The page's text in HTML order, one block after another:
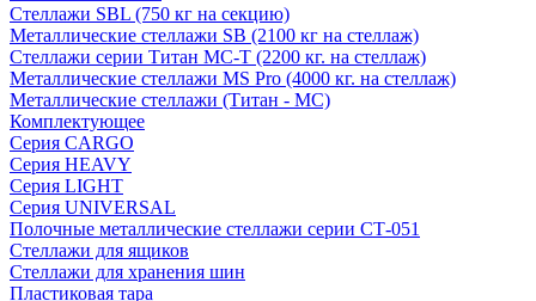
Стеллажи SBL (750 кг на секцию)
Металлические стеллажи SB (2100 кг на стеллаж)
Стеллажи серии Титан МС-Т (2200 кг. на стеллаж)
Металлические стеллажи MS Pro (4000 кг. на стеллаж)
Металлические стеллажи (Титан - МС)
Комплектующее
Серия CARGO
Серия HEAVY
Серия LIGHT
Серия UNIVERSAL
Полочные металлические стеллажи серии СТ-051
Стеллажи для ящиков
Стеллажи для хранения шин
Пластиковая тара